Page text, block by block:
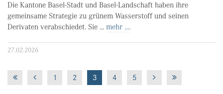
Die Kantone Basel-Stadt und Basel-Landschaft haben ihre
gemeinsame Strategie zu grünem Wasserstoff und seinen
Derivaten verabschiedet. Sie ... mehr ....
27.02.2026
1 2 3 4 5